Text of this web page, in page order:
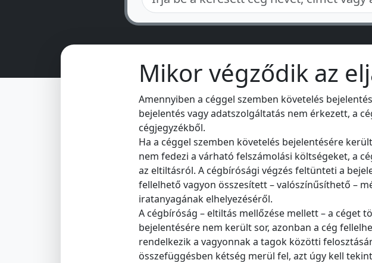
Mikor végződik az
Amennyiben a céggel szemben követelés
bejelentés vagy adatszolgáltatás nem érkezett, a
cégjegyzékből.
Ha a céggel szemben követelés bejelentésére
nem fedezi a várható felszámolási költségeket, a
az eltiltásról. A cégbírósági végzés feltünteti a
fellelhető vagyon összesített – valószínűsíthető –
iratanyagának elhelyezéséről.
A cégbíróság – eltiltás mellőzése mellett – a céget
bejelentésére nem került sor, azonban a cég
rendelkezik a vagyonnak a tagok közötti
összefüggésben kétség merül fel, azt úgy kell